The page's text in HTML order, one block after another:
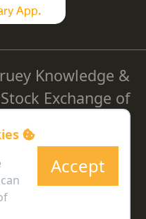
Accept
App.
Knowledge &
Exchange of
Policy|
Personal